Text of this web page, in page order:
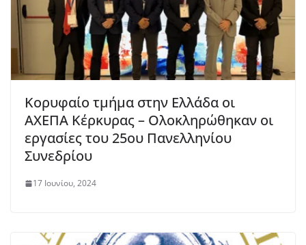
Κορυφαίο τμήμα στην Ελλάδα οι
ΑΧΕΠΑ Κέρκυρας – Ολοκληρώθηκαν οι
εργασίες του 25ου Πανελληνίου
Συνεδρίου
17 Ιουνίου, 2024